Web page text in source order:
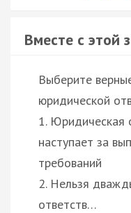
Вместе с этой
Выберите
юридической
1. Юридическая
наступает за
требований
2. Нельзя
ответств…